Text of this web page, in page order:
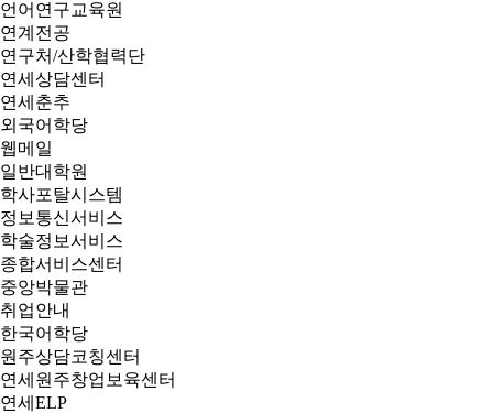
언어연구교육원
연계전공
연구처/산학협력단
연세상담센터
연세춘추
외국어학당
웹메일
일반대학원
학사포탈시스템
정보통신서비스
학술정보서비스
종합서비스센터
중앙박물관
취업안내
한국어학당
원주상담코칭센터
연세원주창업보육센터
연세ELP